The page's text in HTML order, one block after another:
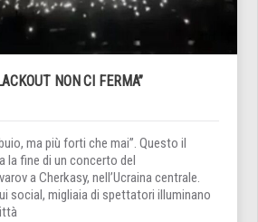
NON CI FERMA”
ma più forti che mai”. Questo il
la fine di un concerto del
a Cherkasy, nell’Ucraina centrale.
social, migliaia di spettatori illuminano